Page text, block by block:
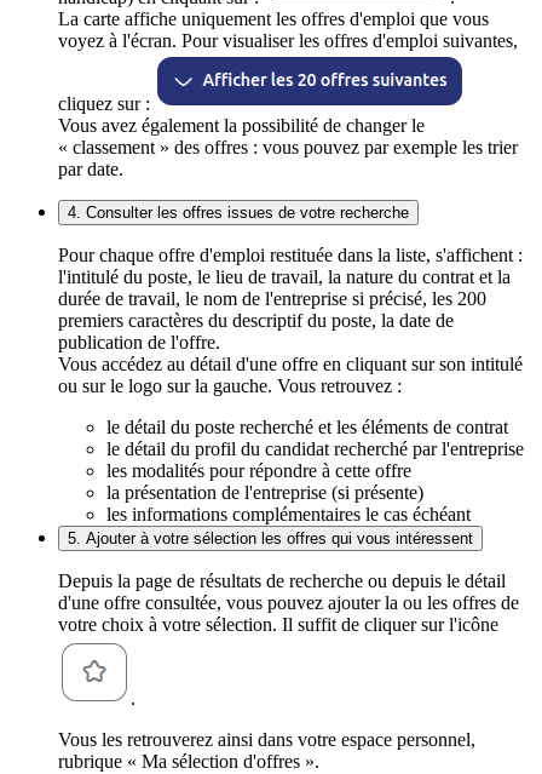
La carte affiche uniquement les offres d'emploi que vous
voyez à l'écran. Pour visualiser les offres d'emploi suivantes,
cliquez sur :
Vous avez également la possibilité de changer le
« classement » des offres : vous pouvez par exemple les trier
par date.
4. Consulter les offres issues de votre recherche
Pour chaque offre d'emploi restituée dans la liste, s'affichent :
l'intitulé du poste, le lieu de travail, la nature du contrat et la
durée de travail, le nom de l'entreprise si précisé, les 200
premiers caractères du descriptif du poste, la date de
publication de l'offre.
Vous accédez au détail d'une offre en cliquant sur son intitulé
ou sur le logo sur la gauche. Vous retrouvez :
le détail du poste recherché et les éléments de contrat
le détail du profil du candidat recherché par l'entreprise
les modalités pour répondre à cette offre
la présentation de l'entreprise (si présente)
les informations complémentaires le cas échéant
5. Ajouter à votre sélection les offres qui vous intéressent
Depuis la page de résultats de recherche ou depuis le détail
d'une offre consultée, vous pouvez ajouter la ou les offres de
votre choix à votre sélection. Il suffit de cliquer sur l'icône
.
Vous les retrouverez ainsi dans votre espace personnel,
rubrique « Ma sélection d'offres ».